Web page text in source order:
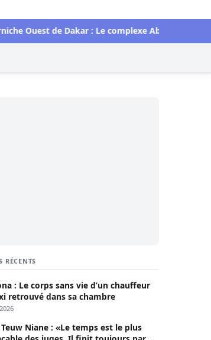
de Dakar : Le complexe Aby's Garden réduit
RÉCENTS
: Le corps sans vie d’un chauffeur
retrouvé dans sa chambre
Niane : «Le temps est le plus